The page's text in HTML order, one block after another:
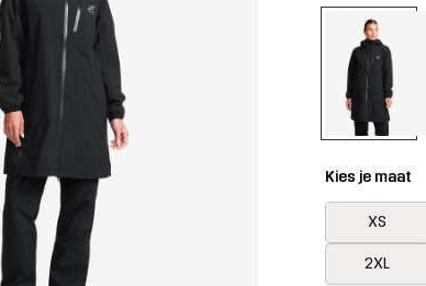
Kies je maat
XS
2XL